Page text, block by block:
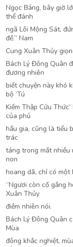
Ngọc Bảng, bây giờ
thể đánh
ngã Lôi Mộng Sát,
đề.” Nam
Cung Xuân Thủy
Bách Lý Đông Quân
đương nhiên
biết chuyện này khó
bộ ‘Tú
Kiếm Thập Cửu
của phủ
hầu gia, cũng là tiểu
trác
táng trong mắt nhiều
non
hoang dã, chỉ có một
“Ngươi còn cố gắng
Xuân Thủy
điềm nhiên nói.
Bách Lý Đông Quân
Mùa
đông khắc nghiệt,